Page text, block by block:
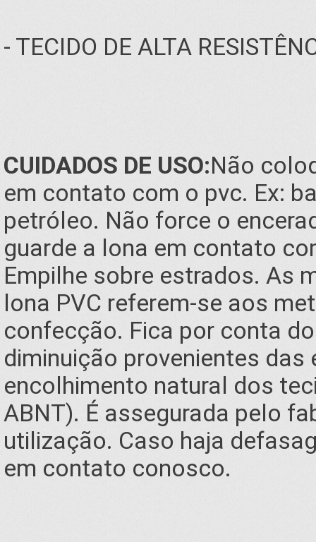
- TECIDO DE ALTA
CUIDADOS DE USO:Não
em contato com o pvc. Ex:
petróleo. Não force o
guarde a lona em contato
Empilhe sobre estrados. As
lona PVC referem-se aos
confecção. Fica por conta
diminuição provenientes
encolhimento natural dos
ABNT). É assegurada pelo
utilização. Caso haja
em contato conosco.